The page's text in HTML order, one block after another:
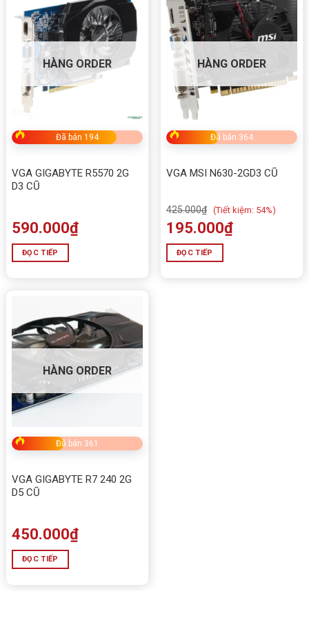
HÀNG ORDER
Đã bán 194
VGA GIGABYTE R5570 2G
D3 CŨ
590.000₫
ĐỌC TIẾP
HÀNG ORDER
Đã bán 364
VGA MSI N630-2GD3 CŨ
425.000₫ (Tiết kiệm: 54%)
195.000₫
ĐỌC TIẾP
HÀNG ORDER
Đã bán 361
VGA GIGABYTE R7 240 2G
D5 CŨ
450.000₫
ĐỌC TIẾP